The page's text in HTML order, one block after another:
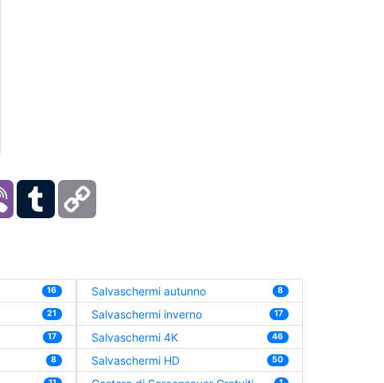
Viber Tumblr
16
21
17
8
Salvaschermi autunno 8
Salvaschermi inverno 17
Salvaschermi 4K 46
Salvaschermi HD 50